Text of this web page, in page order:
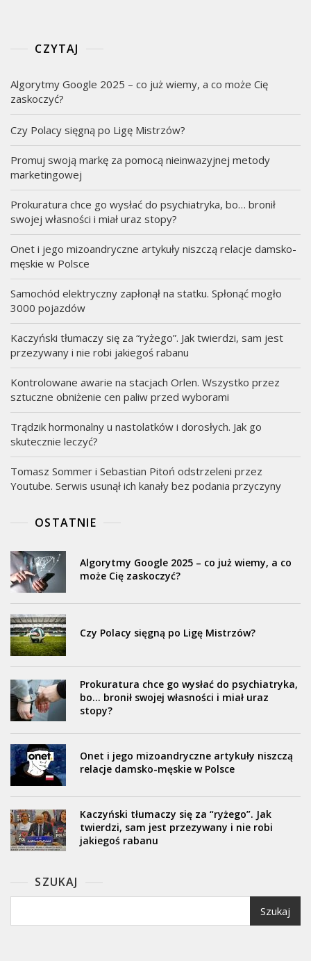
CZYTAJ
Algorytmy Google 2025 – co już wiemy, a co może Cię
zaskoczyć?
Czy Polacy sięgną po Ligę Mistrzów?
Promuj swoją markę za pomocą nieinwazyjnej metody
marketingowej
Prokuratura chce go wysłać do psychiatryka, bo… bronił
swojej własności i miał uraz stopy?
Onet i jego mizoandryczne artykuły niszczą relacje damsko-
męskie w Polsce
Samochód elektryczny zapłonął na statku. Spłonąć mogło
3000 pojazdów
Kaczyński tłumaczy się za “ryżego”. Jak twierdzi, sam jest
przezywany i nie robi jakiegoś rabanu
Kontrolowane awarie na stacjach Orlen. Wszystko przez
sztuczne obniżenie cen paliw przed wyborami
Trądzik hormonalny u nastolatków i dorosłych. Jak go
skutecznie leczyć?
Tomasz Sommer i Sebastian Pitoń odstrzeleni przez
Youtube. Serwis usunął ich kanały bez podania przyczyny
OSTATNIE
Algorytmy Google 2025 – co już wiemy, a co
może Cię zaskoczyć?
Czy Polacy sięgną po Ligę Mistrzów?
Prokuratura chce go wysłać do psychiatryka,
bo… bronił swojej własności i miał uraz
stopy?
Onet i jego mizoandryczne artykuły niszczą
relacje damsko-męskie w Polsce
Kaczyński tłumaczy się za “ryżego”. Jak
twierdzi, sam jest przezywany i nie robi
jakiegoś rabanu
SZUKAJ
Szukaj